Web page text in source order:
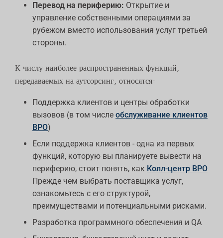
Перевод на периферию: Открытие и
управление собственными операциями за
рубежом вместо использования услуг третьей
стороны.
К числу наиболее распространенных функций,
передаваемых на аутсорсинг, относятся:
Поддержка клиентов и центры обработки
вызовов (в том числе обслуживание клиентов
BPO)
Если поддержка клиентов - одна из первых
функций, которую вы планируете вывести на
периферию, стоит понять, как Колл-центр BPO
Прежде чем выбрать поставщика услуг,
ознакомьтесь с его структурой,
преимуществами и потенциальными рисками.
Разработка программного обеспечения и QA